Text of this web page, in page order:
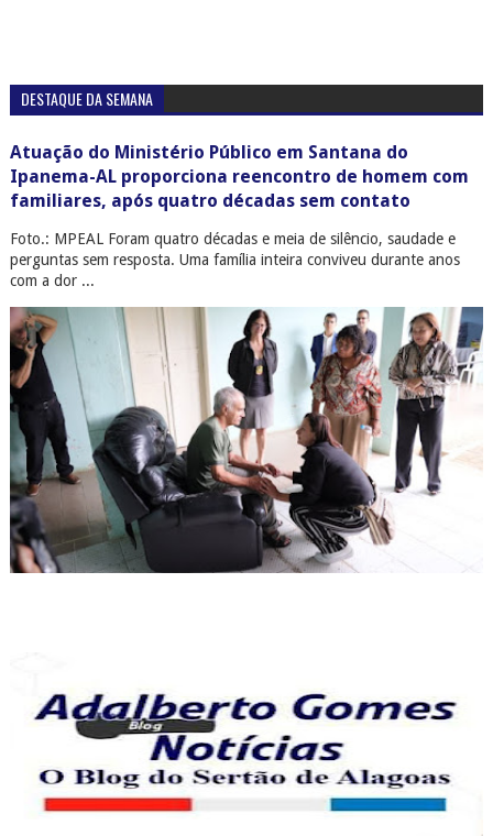
DESTAQUE DA SEMANA
Atuação do Ministério Público em Santana do
Ipanema-AL proporciona reencontro de homem com
familiares, após quatro décadas sem contato
Foto.: MPEAL Foram quatro décadas e meia de silêncio, saudade e
perguntas sem resposta. Uma família inteira conviveu durante anos
com a dor ...